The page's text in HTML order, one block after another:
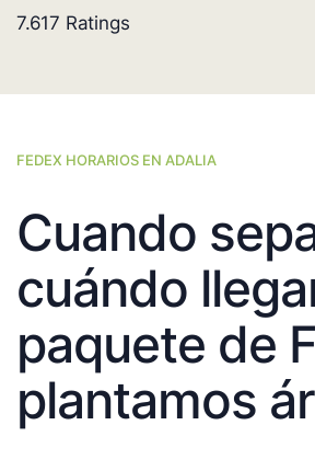
7.617 Ratings
FEDEX HORARIOS EN ADALIA
Cuando
cuándo
paquete de
plantamos